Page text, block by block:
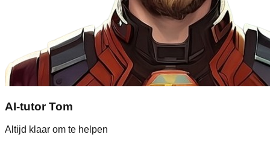
AI-tutor Tom
Altijd klaar om te helpen